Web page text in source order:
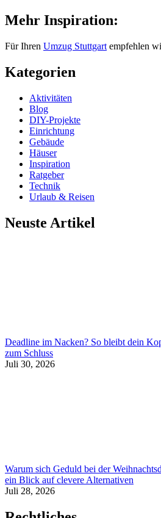
Mehr Inspiration:
Für Ihren Umzug Stuttgart empfehlen
Kategorien
Aktivitäten
Blog
DIY-Projekte
Einrichtung
Gebäude
Häuser
Inspiration
Ratgeber
Technik
Urlaub & Reisen
Neuste Artikel
Deadline im Nacken? So bleibt dein
zum Schluss
Juli 30, 2026
Warum sich Geduld bei der
ein Blick auf clevere Alternativen
Juli 28, 2026